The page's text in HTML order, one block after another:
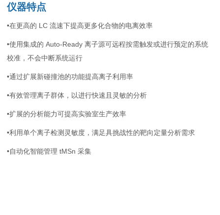
仪器特点
•在更高的 LC 流速下提高更多化合物的电离效率
•使用集成的 Auto-Ready 离子源可远程按需触发或进行预定的系统
校准，不会中断系统运行
•通过扩展新碰撞池的功能提高离子利用率
•有效管理离子群体，以进行快速且灵敏的分析
•扩展的分析能力可提高实验室生产效率
•利用单个离子检测灵敏度，满足具挑战性的靶向定量分析需求
•自动化智能管理 tMSn 采集